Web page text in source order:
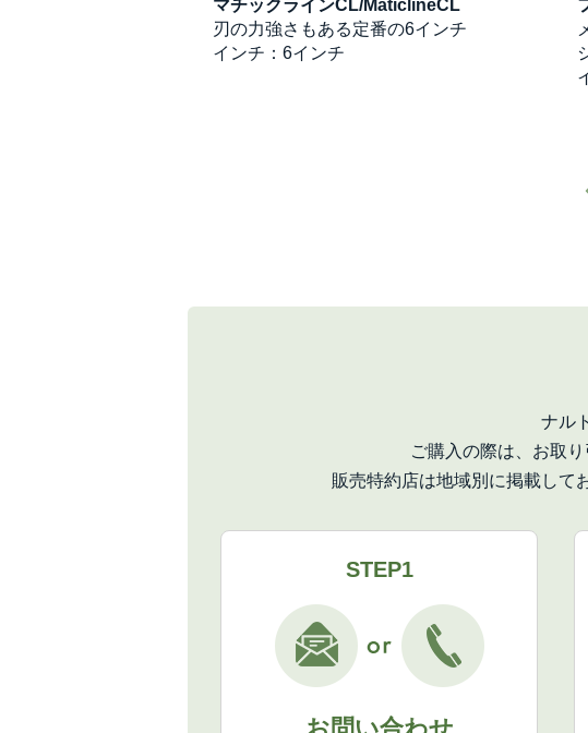
マチックラインCL/MaticlineCL
刃の力強さもある定番の6インチ
インチ：6インチ
ナル
ご購入の際は、お取
販売特約店は地域別に掲載して
STEP1